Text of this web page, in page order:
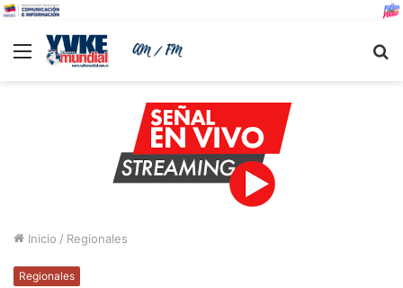
Menu
Inicio / Regionales
Regionales